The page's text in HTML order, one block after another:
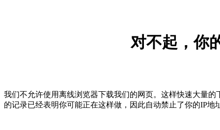
对不起，你
我们不允许使用离线浏览器下载我们的网页。这样快速大量
的记录已经表明你可能正在这样做，因此自动禁止了你的IP